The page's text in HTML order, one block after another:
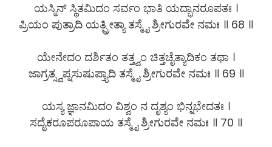
ಯಸ್ಮಿನ್ ಸ್ಥಿತಮಿದಂ ಸರ್ವಂ ಭಾತಿ ಯದ್ಭಾನರೂಪತಃ ।
ಪ್ರಿಯಂ ಪುತ್ರಾದಿ ಯತ್ಪ್ರೀತ್ಯಾ ತಸ್ಮೈ ಶ್ರೀಗುರವೇ ನಮಃ ॥ 68 ॥
ಯೇನೇದಂ ದರ್ಶಿತಂ ತತ್ತ್ವಂ ಚಿತ್ತಚೈತ್ಯಾದಿಕಂ ತಥಾ ।
ಜಾಗ್ರತ್ಸ್ವಪ್ನಸುಷುಪ್ತ್ಯಾದಿ ತಸ್ಮೈ ಶ್ರೀಗುರವೇ ನಮಃ ॥ 69 ॥
ಯಸ್ಯ ಜ್ಞಾನಮಿದಂ ವಿಶ್ವಂ ನ ದೃಶ್ಯಂ ಭಿನ್ನಭೇದತಃ ।
ಸದೈಕರೂಪರೂಪಾಯ ತಸ್ಮೈ ಶ್ರೀಗುರವೇ ನಮಃ ॥ 70 ॥